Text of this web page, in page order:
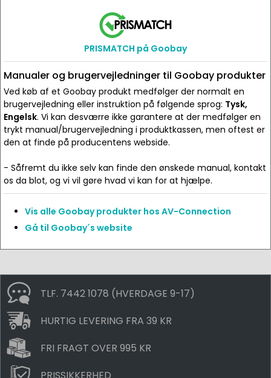
PRISMATCH på Goobay
Manualer og brugervejledninger til Goobay produkter
Ved køb af et Goobay produkt medfølger der normalt en
brugervejledning eller instruktion på følgende sprog: Tysk,
Engelsk. Vi kan desværre ikke garantere at der medfølger en
trykt manual/brugervejledning i produktkassen, men oftest er
den at finde på producentens webside.
- Såfremt du ikke selv kan finde den ønskede manual, kontakt
os da blot, og vi vil gøre hvad vi kan for at hjælpe.
Vis alle Goobay produkter hos AV-Connection
Gå til Goobay´s website
TLF. 7442 1078 (HVERDAGE 9-17)
HURTIG LEVERING FRA 39 KR
FRI FRAGT OVER 995 KR
PRISSIKKERHED